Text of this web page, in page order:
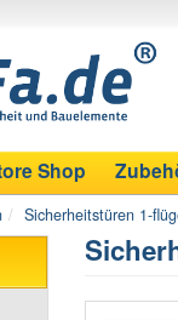
Shop
Sicherheitstüren 1-